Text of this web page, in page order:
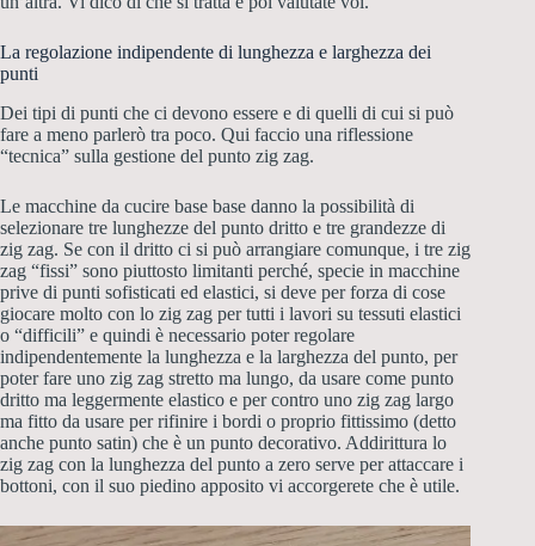
La regolazione indipendente di lunghezza e larghezza dei
punti
Dei tipi di punti che ci devono essere e di quelli di cui si può
fare a meno parlerò tra poco. Qui faccio una riflessione
“tecnica” sulla gestione del punto zig zag.
Le macchine da cucire base base danno la possibilità di
selezionare tre lunghezze del punto dritto e tre grandezze di
zig zag. Se con il dritto ci si può arrangiare comunque, i tre zig
zag “fissi” sono piuttosto limitanti perché, specie in macchine
prive di punti sofisticati ed elastici, si deve per forza di cose
giocare molto con lo zig zag per tutti i lavori su tessuti elastici
o “difficili” e quindi è necessario poter regolare
indipendentemente la lunghezza e la larghezza del punto, per
poter fare uno zig zag stretto ma lungo, da usare come punto
dritto ma leggermente elastico e per contro uno zig zag largo
ma fitto da usare per rifinire i bordi o proprio fittissimo (detto
anche punto satin) che è un punto decorativo. Addirittura lo
zig zag con la lunghezza del punto a zero serve per attaccare i
bottoni, con il suo piedino apposito vi accorgerete che è utile.